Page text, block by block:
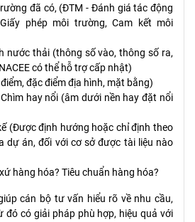
đã có, (ĐTM - Đánh giá tác động
phép môi trường, Cam kết môi
nước thải (thông số vào, thông số ra,
có thể hỗ trợ cấp nhật)
đặc điểm địa hình, mặt bằng)
hay nổi (âm dưới nền hay đặt nổi
(Được định hướng hoặc chỉ định theo
dự án, đối với cơ sở được tài liệu nào
hàng hóa? Tiêu chuẩn hàng hóa?
cán bộ tư vấn hiểu rõ về nhu cầu,
đó có giải pháp phù hợp, hiệu quả với